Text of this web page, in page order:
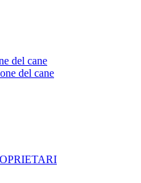
del cane
del cane